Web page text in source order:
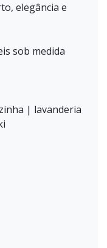
elegância e
sob medida
| lavanderia